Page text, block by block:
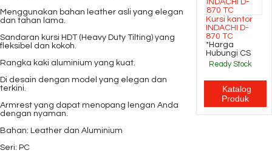
Menggunakan bahan leather asli yang elegan
dan tahan lama.
Sandaran kursi HDT (Heavy Duty Tilting) yang
fleksibel dan kokoh.
Rangka kaki aluminium yang kuat.
Di desain dengan model yang elegan dan
terkini.
Armrest yang dapat menopang lengan Anda
dengan nyaman.
Bahan: Leather dan Aluminium
Seri: PC
Kursi kantor
INDACHI D-
870 TC
*Harga
Hubungi CS
Ready Stock
Katalog
Produk